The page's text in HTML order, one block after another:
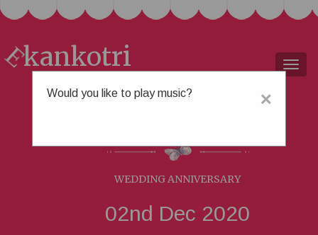
×
Would you like to play music?
Ekankotri
WEDDING ANNIVERSARY
02nd Dec 2020